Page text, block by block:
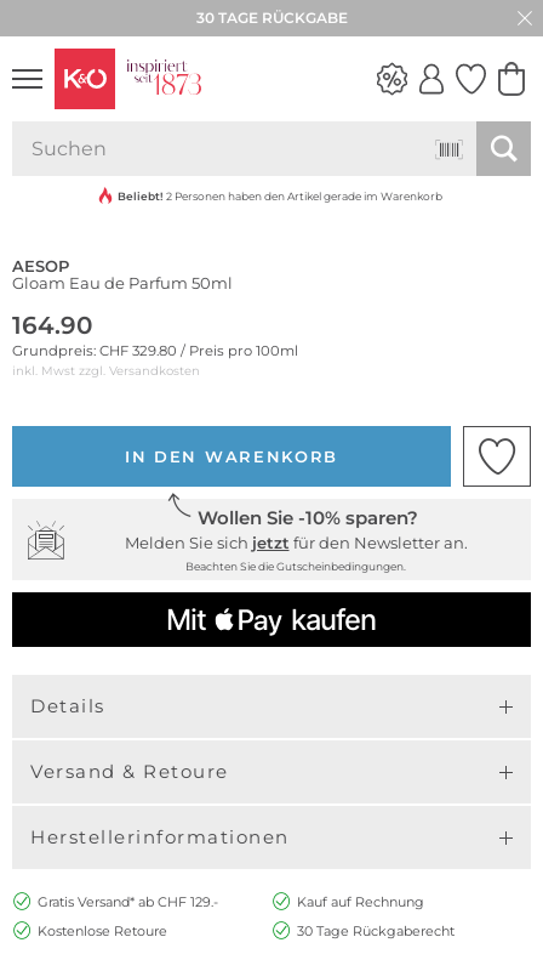
30 TAGE RÜCKGABE
VIBES
Beliebt! 2 Personen haben den Artikel gerade im Warenkorb
AESOP
Gloam Eau de Parfum 50ml
164.90
Grundpreis: CHF 329.80 / Preis pro 100ml
inkl. Mwst zzgl. Versandkosten
IN DEN WARENKORB
Wollen Sie -10% sparen?
Melden Sie sich jetzt für den Newsletter an.
Beachten Sie die Gutscheinbedingungen.
Details
Versand & Retoure
Herstellerinformationen
Gratis Versand* ab CHF 129.-
Kauf auf Rechnung
Kostenlose Retoure
30 Tage Rückgaberecht